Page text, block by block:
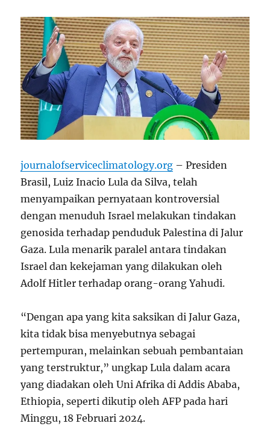
journalofserviceclimatology.org – Presiden
Brasil, Luiz Inacio Lula da Silva, telah
menyampaikan pernyataan kontroversial
dengan menuduh Israel melakukan tindakan
genosida terhadap penduduk Palestina di Jalur
Gaza. Lula menarik paralel antara tindakan
Israel dan kekejaman yang dilakukan oleh
Adolf Hitler terhadap orang-orang Yahudi.
“Dengan apa yang kita saksikan di Jalur Gaza,
kita tidak bisa menyebutnya sebagai
pertempuran, melainkan sebuah pembantaian
yang terstruktur,” ungkap Lula dalam acara
yang diadakan oleh Uni Afrika di Addis Ababa,
Ethiopia, seperti dikutip oleh AFP pada hari
Minggu, 18 Februari 2024.